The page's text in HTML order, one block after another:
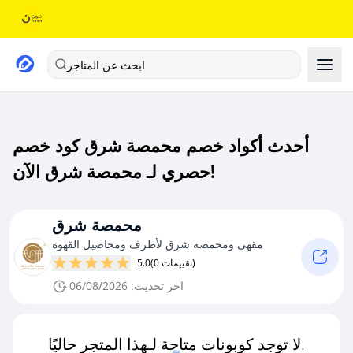
ابحث عن المتاجر
أحدث أكواد خصم محمصة شرق كود خصم
حصري لـ محمصة شرق الآن!
محمصة شرق
مقهى ومحمصة شرق لأظرف ومحاصيل القهوة
5.0 (0 تقييمات)
اخر تحديث: 06/08/2026
لا توجد كوبونات متاحة لـهذا المتجر حاليًا.